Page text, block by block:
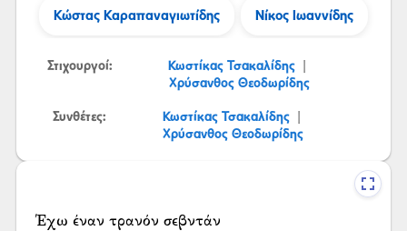
Κώστας Καραπαναγιωτίδης Νίκος Ιωαννίδης
Στιχουργοί: Κωστίκας Τσακαλίδης
Χρύσανθος Θεοδωρίδης
Συνθέτες:
Κωστίκας Τσακαλίδης
Χρύσανθος Θεοδωρίδης
Έχω έναν τρανόν σεβντάν